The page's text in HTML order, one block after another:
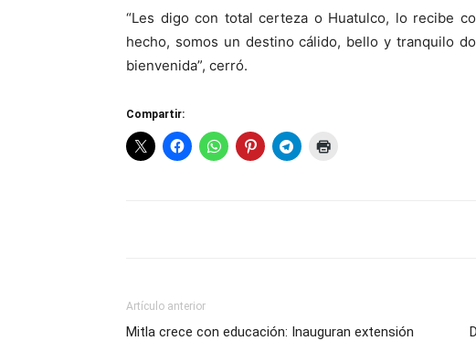
“Les digo con total certeza o Huatulco, lo recibe
hecho, somos un destino cálido, bello y tranquilo
bienvenida”, cerró.
Compartir:
Artículo anterior
Mitla crece con educación: Inauguran extensión